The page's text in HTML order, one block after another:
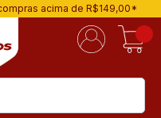
acima de R$149,00*